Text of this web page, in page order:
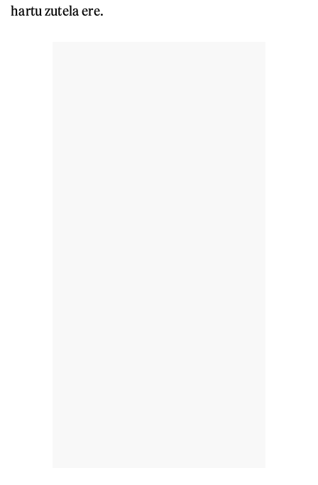
hartu zutela ere.